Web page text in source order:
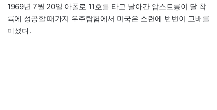
1969년 7월 20일 아폴로 11호를 타고 날아간 암스트롱이 달 착
륙에 성공할 때가지 우주탐험에서 미국은 소련에 번번이 고배를
마셨다.